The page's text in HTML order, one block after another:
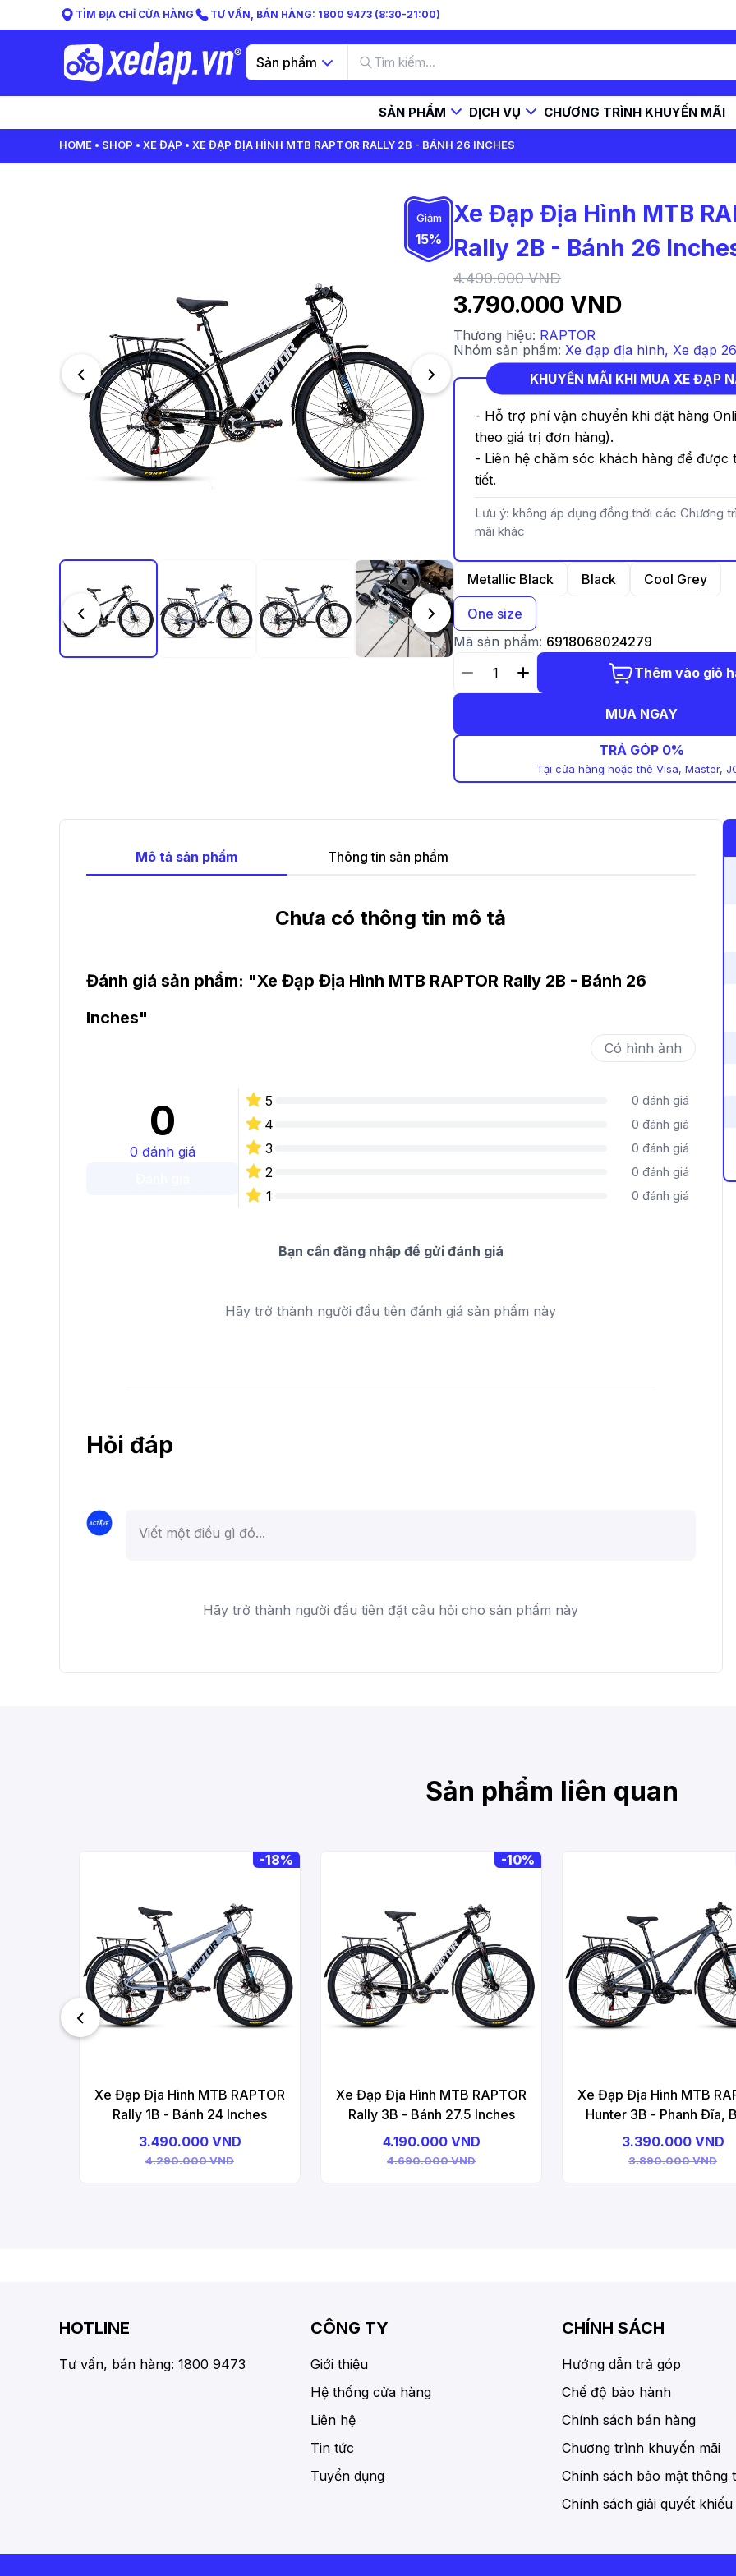
TÌM ĐỊA CHỈ CỬA HÀNG TƯ VẤN, BÁN HÀNG: 1800 9473 (8:30-21:00)
Sản phẩm
SẢN PHẨM DỊCH VỤ CHƯƠNG TRÌNH KHUYẾN MÃI
HOME SHOP XE ĐẠP XE ĐẠP ĐỊA HÌNH MTB RAPTOR RALLY 2B - BÁNH 26 INCHES
Giảm
15%
Xe Đạp Địa Hình MTB
Rally 2B - Bánh 26
3.790.000 VND
4.490.000 VND
Thương hiệu: RAPTOR
Nhóm sản phẩm: Xe đạp địa hình, Xe đạp
KHUYẾN MÃI KHI MUA XE ĐẠP
- Hỗ trợ phí vận chuyển khi đặt hàng
theo giá trị đơn hàng).
- Liên hệ chăm sóc khách hàng để được
tiết.
Lưu ý: không áp dụng đồng thời các Chương
mãi khác
Metallic Black Black Cool Grey
One size
Mã sản phẩm: 6918068024279
Thêm vào giỏ
MUA NGAY
TRẢ GÓP 0%
Tại cửa hàng hoặc thẻ Visa, Master,
Mô tả sản phẩm Thông tin sản phẩm
Chưa có thông tin mô tả
Đánh giá sản phẩm: "Xe Đạp Địa Hình MTB RAPTOR Rally 2B - Bánh 26
Inches"
Có hình ảnh
0
0 đánh giá
5 0 đánh giá
4 0 đánh giá
3 0 đánh giá
2 0 đánh giá
1 0 đánh giá
Bạn cần đăng nhập để gửi đánh giá
Hãy trở thành người đầu tiên đánh giá sản phẩm này
Hỏi đáp
Hãy trở thành người đầu tiên đặt câu hỏi cho sản phẩm này
Sản phẩm liên quan
-18%
Xe Đạp Địa Hình MTB RAPTOR
Rally 1B - Bánh 24 Inches
3.490.000 VND
4.290.000 VND
-10%
Xe Đạp Địa Hình MTB RAPTOR
Rally 3B - Bánh 27.5 Inches
4.190.000 VND
4.690.000 VND
Xe Đạp Địa Hình MTB
Hunter 3B - Phanh Đĩa,
27.5 Inches
3.390.000 VND
3.890.000 VND
HOTLINE
Tư vấn, bán hàng: 1800 9473
CÔNG TY
Giới thiệu
Hệ thống cửa hàng
Liên hệ
Tin tức
Tuyển dụng
CHÍNH SÁCH
Hướng dẫn trả góp
Chế độ bảo hành
Chính sách bán hàng
Chương trình khuyến mãi
Chính sách bảo mật thông
Chính sách giải quyết khiếu